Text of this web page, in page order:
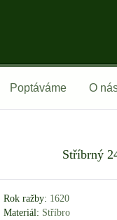
Poptáváme O
Stříbrný
Rok ražby: 1620
Materiál: Stříbro